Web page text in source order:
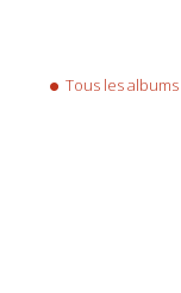
Tous les albums